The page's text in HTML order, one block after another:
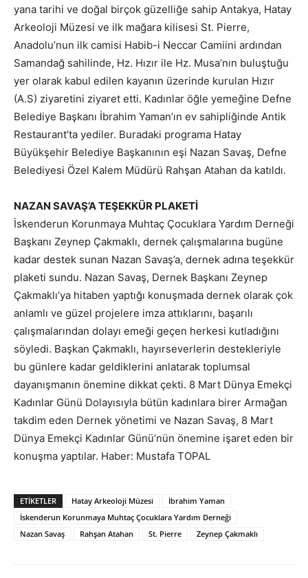
yana tarihi ve doğal birçok güzelliğe sahip Antakya, Hatay
Arkeoloji Müzesi ve ilk mağara kilisesi St. Pierre,
Anadolu’nun ilk camisi Habib-i Neccar Camiini ardından
Samandağ sahilinde, Hz. Hızır ile Hz. Musa’nın buluştuğu
yer olarak kabul edilen kayanın üzerinde kurulan Hızır
(A.S) ziyaretini ziyaret etti. Kadınlar öğle yemeğine Defne
Belediye Başkanı İbrahim Yaman’ın ev sahipliğinde Antik
Restaurant’ta yediler. Buradaki programa Hatay
Büyükşehir Belediye Başkanının eşi Nazan Savaş, Defne
Belediyesi Özel Kalem Müdürü Rahşan Atahan da katıldı.
NAZAN SAVAŞ’A TEŞEKKÜR PLAKETİ
İskenderun Korunmaya Muhtaç Çocuklara Yardım Derneği
Başkanı Zeynep Çakmaklı, dernek çalışmalarına bugüne
kadar destek sunan Nazan Savaş’a, dernek adına teşekkür
plaketi sundu. Nazan Savaş, Dernek Başkanı Zeynep
Çakmaklı’ya hitaben yaptığı konuşmada dernek olarak çok
anlamlı ve güzel projelere imza attıklarını, başarılı
çalışmalarından dolayı emeği geçen herkesi kutladığını
söyledi. Başkan Çakmaklı, hayırseverlerin destekleriyle
bu günlere kadar geldiklerini anlatarak toplumsal
dayanışmanın önemine dikkat çekti. 8 Mart Dünya Emekçi
Kadınlar Günü Dolayısıyla bütün kadınlara birer Armağan
takdim eden Dernek yönetimi ve Nazan Savaş, 8 Mart
Dünya Emekçi Kadınlar Günü’nün önemine işaret eden bir
konuşma yaptılar. Haber: Mustafa TOPAL
ETIKETLER Hatay Arkeoloji Müzesi
İbrahim Yaman
İskenderun Korunmaya Muhtaç Çocuklara Yardım Derneği
Nazan Savaş
Rahşan Atahan St. Pierre Zeynep Çakmaklı